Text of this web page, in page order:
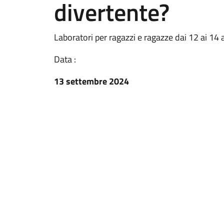
divertente?
Laboratori per ragazzi e ragazze dai 12 ai 14
Data :
13 settembre 2024